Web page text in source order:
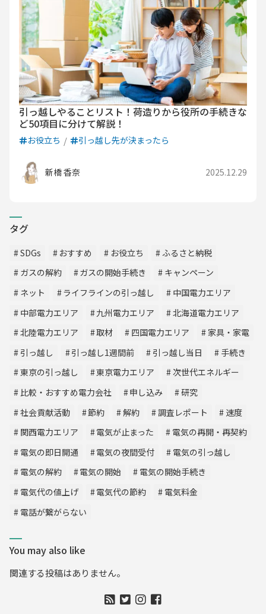
引っ越しやることリスト！荷造りから役所の手続きな
ど50項目に分けて解説！
お役立ち 引っ越し先が決まったら
新橋 香奈 2025.12.29
タグ
SDGs おすすめ お役立ち
ふるさと納税
ガスの解約
ガスの開始手続き
キャンペーン
ネット
ライフラインの引っ越し
中国電力エリア
中部電力エリア
九州電力エリア
北海道電力エリア
北陸電力エリア
取材 四国電力エリア
家具・家電
引っ越し
引っ越し1週間前 引っ越し当日
手続き
東京の引っ越し
東京電力エリア
次世代エネルギー
比較・おすすめ電力会社
申し込み
研究
社会貢献活動
節約 解約 調査レポート
速度
関西電力エリア
電気が止まった
電気の再開・再契約
電気の即日開通
電気の夜間受付
電気の引っ越し
電気の解約
電気の開始
電気の開始手続き
電気代の値上げ
電気代の節約
電気料金
電話が繋がらない
You may also like
関連する投稿はありません。